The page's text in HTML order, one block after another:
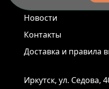
Новости
Контакты
Доставка и правила
Иркутск, ул. Седова,